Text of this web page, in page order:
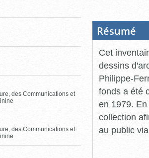
des Communications et
des Communications et
Résumé
Cet
dessins
Philippe-
fonds a été
en 1979.
collection
au public